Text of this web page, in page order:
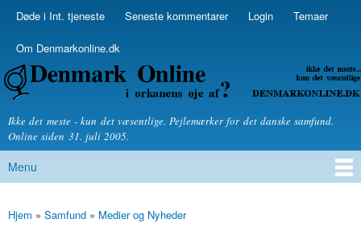
Skip to
Secondary menu
Døde i Int. tjeneste Seneste kommentarer Login Temaer
Om Denmarkonline.dk
Denmarkonline.dk - blognyheder om politik
Ikke det meste - kun det væsentlige. Pejlemærker for det danske samfund.
Online siden 31. juli 2005.
Main menu
Menu
You are here
Hjem » Samfund » Medier og Nyheder